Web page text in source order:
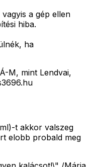
a gép ellen
hiba.
ha
M, mint Lendvai,
t akkor valszeg
elobb probald meg